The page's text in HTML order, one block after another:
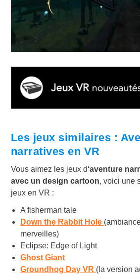
Les jeux similaires :
narratives en VR
Vous aimez les jeux d‘aventure
avec un design cartoon, voici une
jeux en VR :
A fisherman tale
Down the Rabbit Hole
merveilles)
Eclipse: Edge of Light
Ghost Giant
Groundhog Day VR (la version